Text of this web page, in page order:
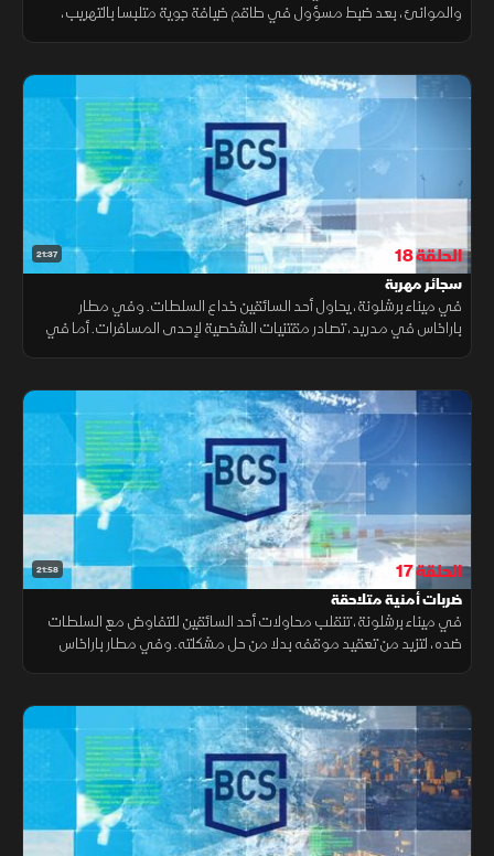
والموانئ، بعد ضبط مسؤول في طاقم ضيافة جوية متلبسا بالتهريب،
21:37 الحلقة 18
سجائر مهربة
في ميناء برشلونة، يحاول أحد السائقين خداع السلطات. وفي مطار
باراخاس في مدريد، تصادر مقتنيات الشخصية لإحدى المسافرات. أما في
21:58 الحلقة 17
ضربات أمنية متلاحقة
في ميناء برشلونة، تنقلب محاولات أحد السائقين للتفاوض مع السلطات
ضده، لتزيد من تعقيد موقفه بدلا من حل مشكلته. وفي مطار باراخاس